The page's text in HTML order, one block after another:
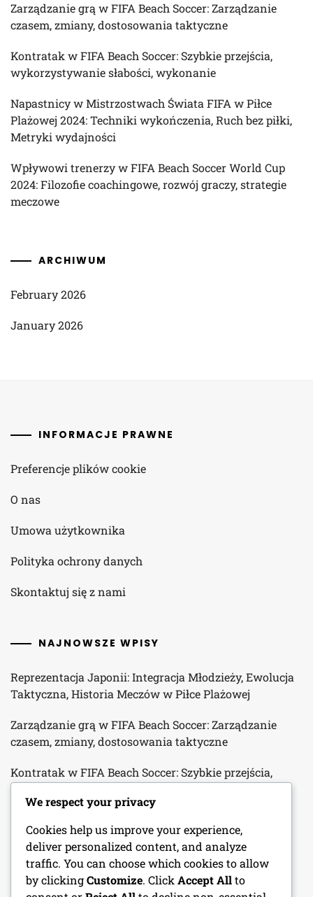
Zarządzanie grą w FIFA Beach Soccer: Zarządzanie
czasem, zmiany, dostosowania taktyczne
Kontratak w FIFA Beach Soccer: Szybkie przejścia,
wykorzystywanie słabości, wykonanie
Napastnicy w Mistrzostwach Świata FIFA w Piłce
Plażowej 2024: Techniki wykończenia, Ruch bez piłki,
Metryki wydajności
Wpływowi trenerzy w FIFA Beach Soccer World Cup
2024: Filozofie coachingowe, rozwój graczy, strategie
meczowe
ARCHIWUM
February 2026
January 2026
INFORMACJE PRAWNE
Preferencje plików cookie
O nas
Umowa użytkownika
Polityka ochrony danych
Skontaktuj się z nami
NAJNOWSZE WPISY
Reprezentacja Japonii: Integracja Młodzieży, Ewolucja
Taktyczna, Historia Meczów w Piłce Plażowej
Zarządzanie grą w FIFA Beach Soccer: Zarządzanie
czasem, zmiany, dostosowania taktyczne
Kontratak w FIFA Beach Soccer: Szybkie przejścia,
wykorzystywanie słabości, wykonanie
Plażowej 2024: Techniki wykończenia, Ruch bez piłki,
Metryki wydajności
Wpływowi trenerzy w FIFA Beach Soccer World Cup
We respect your privacy
Cookies help us improve your experience,
deliver personalized content, and analyze
traffic. You can choose which cookies to allow
by clickingCustomize. Click Accept Allto